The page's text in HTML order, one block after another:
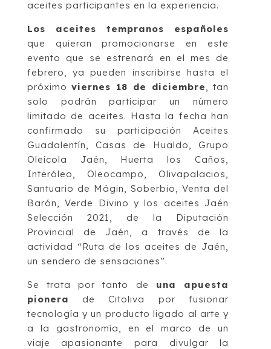
aceites participantes en la experiencia.
Los aceites tempranos españoles
que quieran promocionarse en este
evento que se estrenará en el mes de
febrero, ya pueden inscribirse hasta el
próximoviernes 18 de diciembre, tan
solo podrán participar un número
limitado de aceites. Hasta la fecha han
confirmado su participación Aceites
Guadalentín, Casas de Hualdo, Grupo
Oleícola Jaén, Huerta los Caños,
Interóleo, Oleocampo, Olivapalacios,
Santuario de Mágin, Soberbio, Venta del
Barón, Verde Divino y los aceites Jaén
Selección 2021, de la Diputación
Provincial de Jaén, a través de la
actividad “Ruta de los aceites de Jaén,
un sendero de sensaciones”.
Se trata por tanto de una apuesta
pionera de Citoliva por fusionar
tecnología y un producto ligado al arte y
a la gastronomía, en el marco de un
viaje apasionante para divulgar la